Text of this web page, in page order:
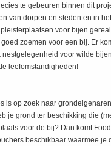
te gebeuren binnen dit
van dorpen en steden en in
voor bijen
zoemen voor een bij. Er
nestgelegenheid voor wilde
leefomstandigheden!
is op zoek naar
je grond ter beschikking die
voor de bij? Dan komt
beschikbaar waarmee je